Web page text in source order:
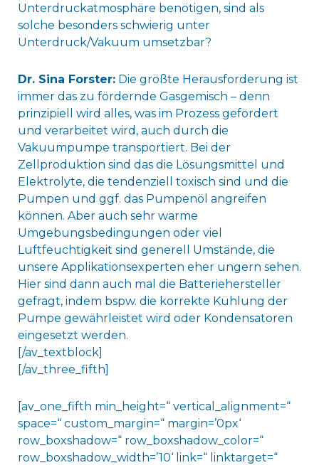
Unterdruckatmosphäre benötigen, sind als
solche besonders schwierig unter
Unterdruck/Vakuum umsetzbar?
Dr. Sina Forster:Die größte Herausforderung ist
immer das zu fördernde Gasgemisch – denn
prinzipiell wird alles, was im Prozess gefördert
und verarbeitet wird, auch durch die
Vakuumpumpe transportiert. Bei der
Zellproduktion sind das die Lösungsmittel und
Elektrolyte, die tendenziell toxisch sind und die
Pumpen und ggf. das Pumpenöl angreifen
können. Aber auch sehr warme
Umgebungsbedingungen oder viel
Luftfeuchtigkeit sind generell Umstände, die
unsere Applikationsexperten eher ungern sehen.
Hier sind dann auch mal die Batteriehersteller
gefragt, indem bspw. die korrekte Kühlung der
Pumpe gewährleistet wird oder Kondensatoren
eingesetzt werden.
[/av_textblock]
[/av_three_fifth]
[av_one_fifth min_height=“ vertical_alignment=“
space=“ custom_margin=“ margin=’0px‘
row_boxshadow=“ row_boxshadow_color=“
row_boxshadow_width=’10‘ link=“ linktarget=“